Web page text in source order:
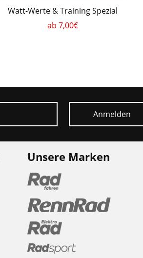
Watt-Werte & Training Spezial
ab 7,00€
Anmelden
Unsere Marken